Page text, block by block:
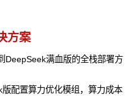
方案
DeepSeek满血版的全栈部署方
配置算力优化模组，算力成本